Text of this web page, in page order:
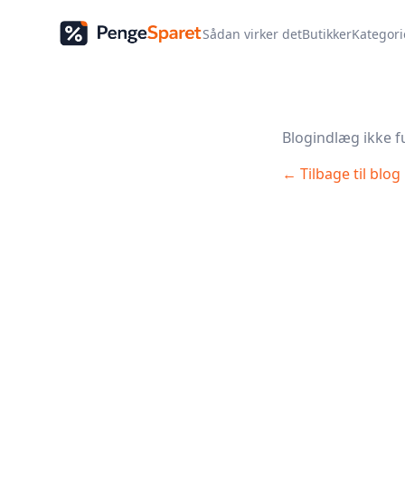
Sådan virker detButikker
Blogindlæg ikke
← Tilbage til blog